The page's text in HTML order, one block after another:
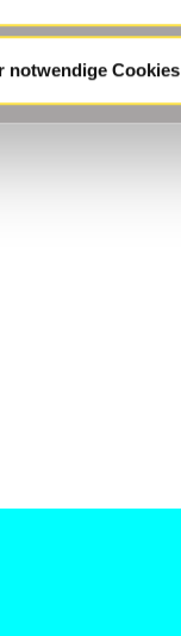
notwendige Cookies